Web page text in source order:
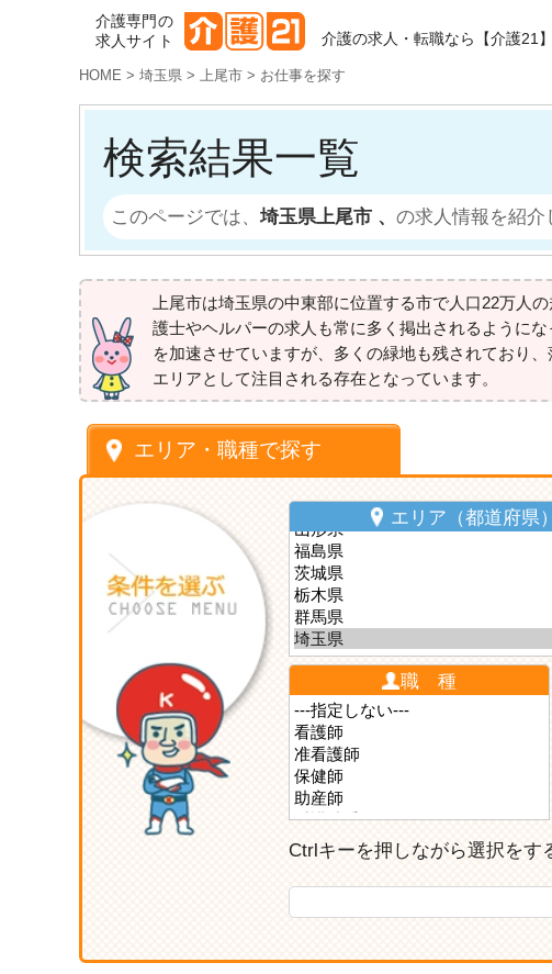
介護専門の
求人サイト
介護の求人・転職なら【介護21】
HOME > 埼玉県 > 上尾市 > お仕事を探す
検索結果一覧
このページでは、 埼玉県上尾市 、 の求人情報を紹介
上尾市は埼玉県の中東部に位置する市で人口22万人
護士やヘルパーの求人も常に多く掲出されるように
を加速させていますが、多くの緑地も残されており
エリアとして注目される存在となっています。
エリア・職種で探す
エリア（都道府県）
職 種
Ctrlキーを押しながら選択をす